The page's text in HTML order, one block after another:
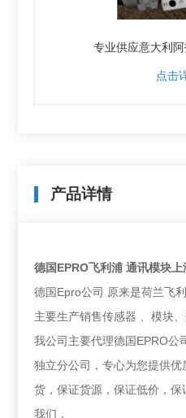
专业供应意大利
点击
产品详情
德国EPRO飞利浦 通讯模块上
德国Epro公司 原来是荷兰飞
主要生产销售传感器 、模块
我公司主要代理德国EPRO公
独立分公司，专心为您提供
货，保证货源，保证低价，保
我们，